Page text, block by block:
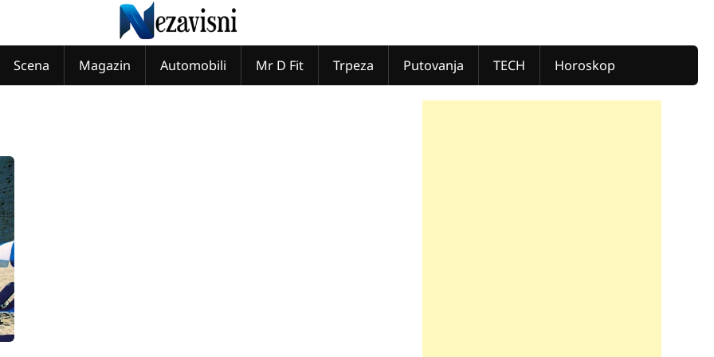
Scena Magazin Automobili Mr D Fit Trpeza Putovanja TECH Horoskop